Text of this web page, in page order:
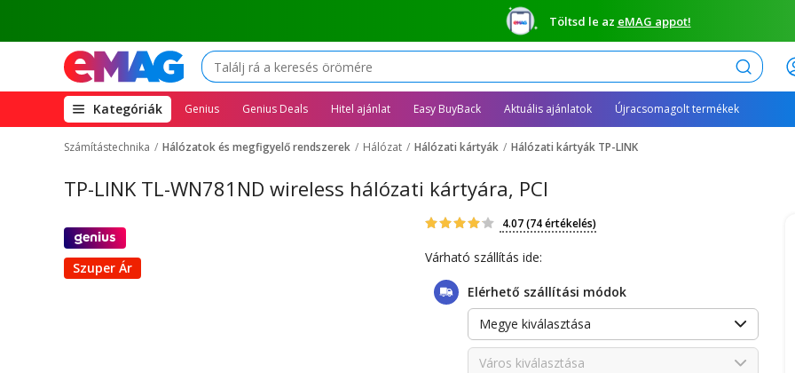
Töltsd le az eMAG appot!
Keresés
Kategóriák(open
megamenu)
Genius Genius Deals Hitel ajánlat Easy BuyBack Aktuális ajánlatok Újracsomagolt termékek
Számítástechnika Hálózatok és megfigyelő rendszerek Hálózat Hálózati kártyák Hálózati kártyák TP-LINK
TP-LINK TL-WN781ND wireless hálózati kártyára, PCI
Szuper Ár
4.07(74 értékelés)
Várható szállítás ide:
Elérhető szállítási módok
Megye kiválasztása
Város kiválasztása